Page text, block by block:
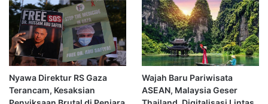
Nyawa Direktur RS Gaza
Terancam, Kesaksian
Wajah Baru Pariwisata
ASEAN, Malaysia Geser